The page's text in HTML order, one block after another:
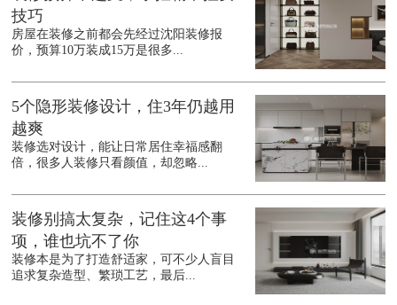
技巧
房屋在装修之前都会先经过沈阳装修报
价，预算10万装成15万是很多...
5个隐形装修设计，住3年仍越用
越爽
装修选对设计，能让日常居住幸福感翻
倍，很多人装修只看颜值，却忽略...
装修别搞太复杂，记住这4个事
项，谁也坑不了你
装修本是为了打造舒适家，可不少人盲目
追求复杂造型、繁琐工艺，最后...